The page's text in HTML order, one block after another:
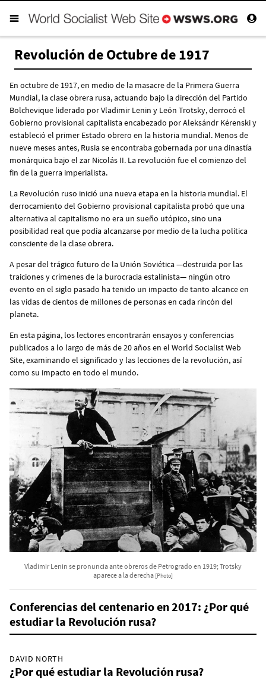
Revolución de Octubre de 1917
En octubre de 1917, en medio de la masacre de la Primera Guerra
Mundial, la clase obrera rusa, actuando bajo la dirección del Partido
Bolchevique liderado por Vladimir Lenin y León Trotsky, derrocó el
Gobierno provisional capitalista encabezado por Aleksándr Kérenski y
estableció el primer Estado obrero en la historia mundial. Menos de
nueve meses antes, Rusia se encontraba gobernada por una dinastía
monárquica bajo el zar Nicolás II. La revolución fue el comienzo del
fin de la guerra imperialista.
La Revolución ruso inició una nueva etapa en la historia mundial. El
derrocamiento del Gobierno provisional capitalista probó que una
alternativa al capitalismo no era un sueño utópico, sino una
posibilidad real que podía alcanzarse por medio de la lucha política
consciente de la clase obrera.
A pesar del trágico futuro de la Unión Soviética —destruida por las
traiciones y crímenes de la burocracia estalinista— ningún otro
evento en el siglo pasado ha tenido un impacto de tanto alcance en
las vidas de cientos de millones de personas en cada rincón del
planeta.
En esta página, los lectores encontrarán ensayos y conferencias
publicados a lo largo de más de 20 años en el World Socialist Web
Site, examinando el significado y las lecciones de la revolución, así
como su impacto en todo el mundo.
Vladimir Lenin se pronuncia ante obreros de Petrogrado en 1919; Trotsky
aparece a la derecha [Photo]
Conferencias del centenario en 2017: ¿Por qué
estudiar la Revolución rusa?
DAVID NORTH
¿Por qué estudiar la Revolución rusa?